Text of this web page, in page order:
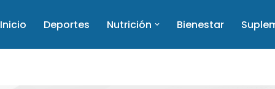
Inicio Deportes Nutrición Bienestar